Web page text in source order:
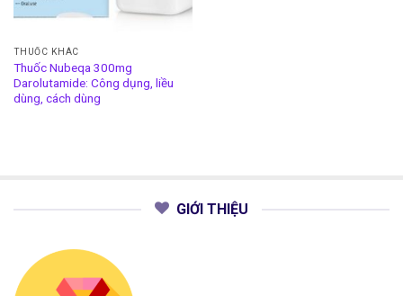
THUỐC KHÁC
Thuốc Nubeqa 300mg
Darolutamide: Công dụng, liều
dùng, cách dùng
GIỚI THIỆU